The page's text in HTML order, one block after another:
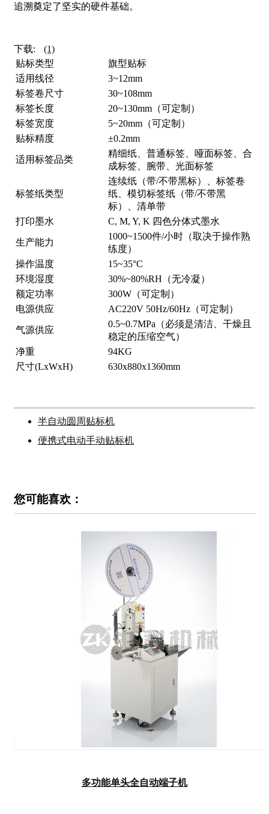
追溯奠定了坚实的硬件基础。
下载:
(1)
贴标类型
旗型贴标
适用线径
3~12mm
标签卷尺寸
30~108mm
标签长度
20~130mm（可定制）
标签宽度
5~20mm（可定制）
贴标精度
±0.2mm
适用标签品类
精细纸、普通标签、哑面标签、合
成标签、腕带、光面标签
标签纸类型
连续纸（带/不带黑标）、标签卷
纸、模切标签纸（带/不带黑
标）、清单带
打印墨水
C, M, Y, K 四色分体式墨水
生产能力
1000~1500件/小时（取决于操作熟
练度）
操作温度
15~35°C
环境湿度
30%~80%RH（无冷凝）
额定功率
300W（可定制）
电源供应
AC220V 50Hz/60Hz（可定制）
气源供应
0.5~0.7MPa（必须是清洁、干燥且
稳定的压缩空气）
净重
94KG
尺寸(LxWxH)
630x880x1360mm
半自动圆周贴标机
便携式电动手动贴标机
您可能喜欢：
多功能单头全自动端子机